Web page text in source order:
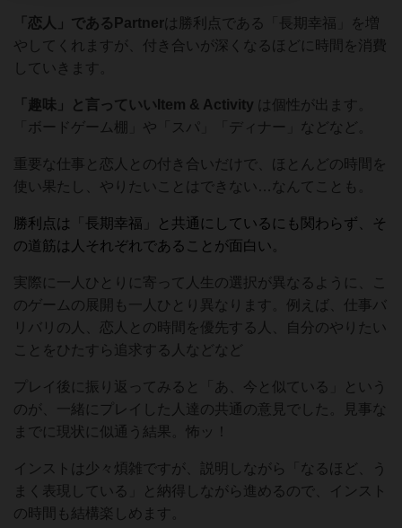
「恋人」であるPartnerは勝利点である「長期幸福」を増
やしてくれますが、付き合いが深くなるほどに時間を消費
していきます。
「趣味」と言っていいItem & Activity は個性が出ます。
「ボードゲーム棚」や「スパ」「ディナー」などなど。
重要な仕事と恋人との付き合いだけで、ほとんどの時間を
使い果たし、やりたいことはできない…なんてことも。
勝利点は
「長期幸福」と共通にしているにも関わらず、そ
の道筋は人それぞれであることが面白い。
実際に一人ひとりに寄って人生の選択が異なるように、こ
のゲームの展開も一人ひとり異なります。例えば、仕事バ
リバリの人、恋人との時間を優先する人、自分のやりたい
ことをひたすら追求する人などなど
プレイ後に振り返ってみると「あ、今と似ている」という
のが、一緒にプレイした人達の共通の意見でした。見事な
までに現状に似通う結果。怖ッ！
インストは少々煩雑ですが、説明しながら「なるほど、う
まく表現している」と納得しながら進めるので、インスト
の時間も結構楽しめます。